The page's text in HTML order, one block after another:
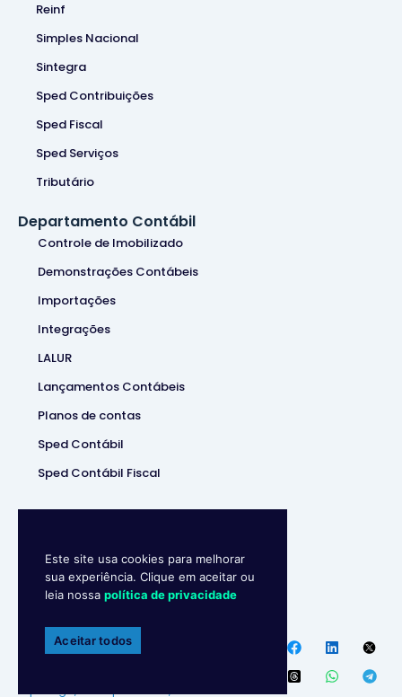
Reinf
Simples Nacional
Sintegra
Sped Contribuições
Sped Fiscal
Sped Serviços
Tributário
Departamento Contábil
Controle de Imobilizado
Demonstrações Contábeis
Importações
Integrações
LALUR
Lançamentos Contábeis
Planos de contas
Sped Contábil
Sped Contábil Fiscal
Contábill | (37) 3229-5850 |
Política de privacidade
Este site usa cookies para melhorar
sua experiência. Clique em aceitar ou
leia nossa política de privacidade
Aceitar todos